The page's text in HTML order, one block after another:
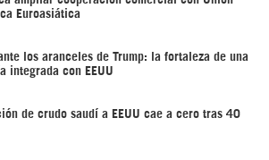
Euroasiática
los aranceles de Trump: la fortaleza de una
integrada con EEUU
de crudo saudí a EEUU cae a cero tras 40